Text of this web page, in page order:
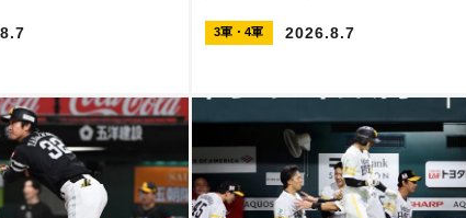
3軍・4軍 2026.8.7